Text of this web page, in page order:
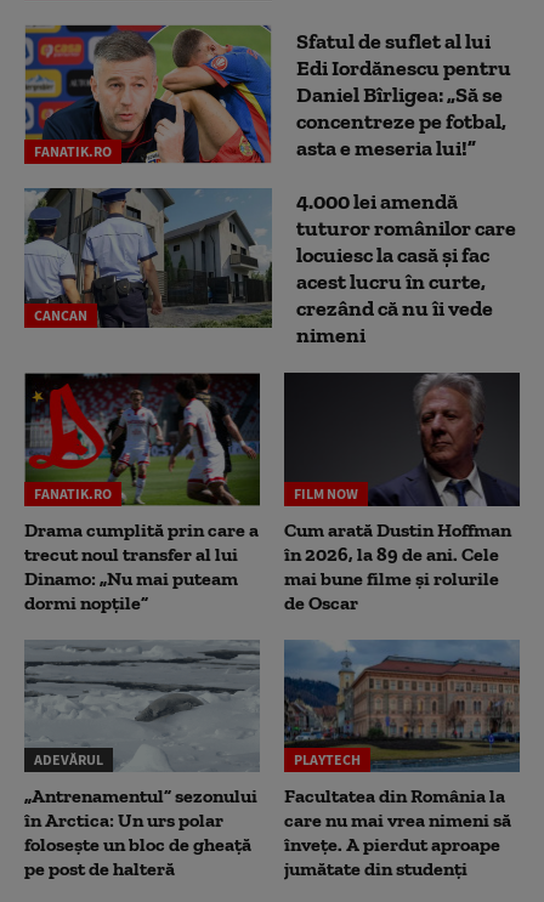
FANATIK.RO
Sfatul de suflet al lui
Edi Iordănescu pentru
Daniel Bîrligea: „Să se
concentreze pe fotbal,
asta e meseria lui!”
CANCAN
4.000 lei amendă
tuturor românilor care
locuiesc la casă și fac
acest lucru în curte,
crezând că nu îi vede
nimeni
FANATIK.RO
Drama cumplită prin care a
trecut noul transfer al lui
Dinamo: „Nu mai puteam
dormi nopțile”
FILM NOW
Cum arată Dustin Hoffman
în 2026, la 89 de ani. Cele
mai bune filme și rolurile
de Oscar
ADEVĂRUL
„Antrenamentul” sezonului
în Arctica: Un urs polar
folosește un bloc de gheață
pe post de halteră
PLAYTECH
Facultatea din România la
care nu mai vrea nimeni să
înveţe. A pierdut aproape
jumătate din studenţi